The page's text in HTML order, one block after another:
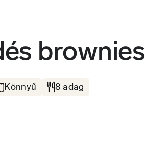
brownies
Könnyű 8 adag